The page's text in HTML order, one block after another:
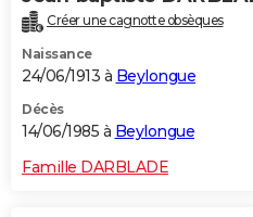
Créer une cagnotte obsèques
Naissance
24/06/1913 à Beylongue
Décès
14/06/1985 à Beylongue
Famille DARBLADE